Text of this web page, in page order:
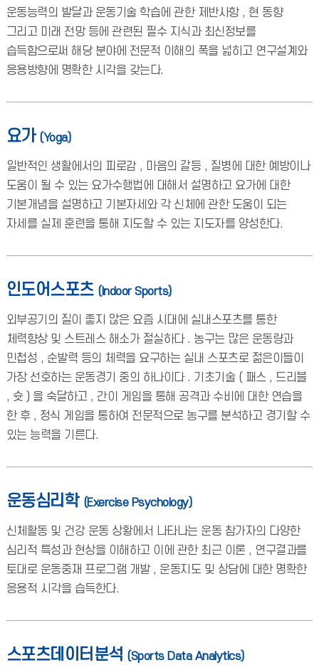
운동능력의 발달과 운동기술 학습에 관한 제반사항 , 현 동향
그리고 미래 전망 등에 관련된 필수 지식과 최신정보를
습득함으로써 해당 분야에 전문적 이해의 폭을 넓히고 연구설계와
응용방향에 명확한 시각을 갖는다.
요가 (Yoga)
일반적인 생활에서의 피로감 , 마음의 갈등 , 질병에 대한 예방이나
도움이 될 수 있는 요가수행법에 대해서 설명하고 요가에 대한
기본개념을 설명하고 기본자세와 각 신체에 관한 도움이 되는
자세를 실제 훈련을 통해 지도할 수 있는 지도자를 양성한다.
인도어스포츠 (Indoor Sports)
외부공기의 질이 좋지 않은 요즘 시대에 실내스포츠를 통한
체력향상 및 스트레스 해소가 절실하다 . 농구는 많은 운동량과
민첩성 , 순발력 등의 체력을 요구하는 실내 스포츠로 젊은이들이
가장 선호하는 운동경기 중의 하나이다 . 기초기술 ( 패스 , 드리블
, 슛 ) 을 숙달하고 , 간이 게임을 통해 공격과 수비에 대한 연습을
한 후 , 정식 게임을 통하여 전문적으로 농구를 분석하고 경기할 수
있는 능력을 기른다.
운동심리학 (Exercise Psychology)
신체활동 및 건강 운동 상황에서 나타나는 운동 참가자의 다양한
심리적 특성과 현상을 이해하고 이에 관한 최근 이론 , 연구결과를
토대로 운동중재 프로그램 개발 , 운동지도 및 상담에 대한 명확한
응용적 시각을 습득한다.
스포츠데이터분석 (Sports Data Analytics)